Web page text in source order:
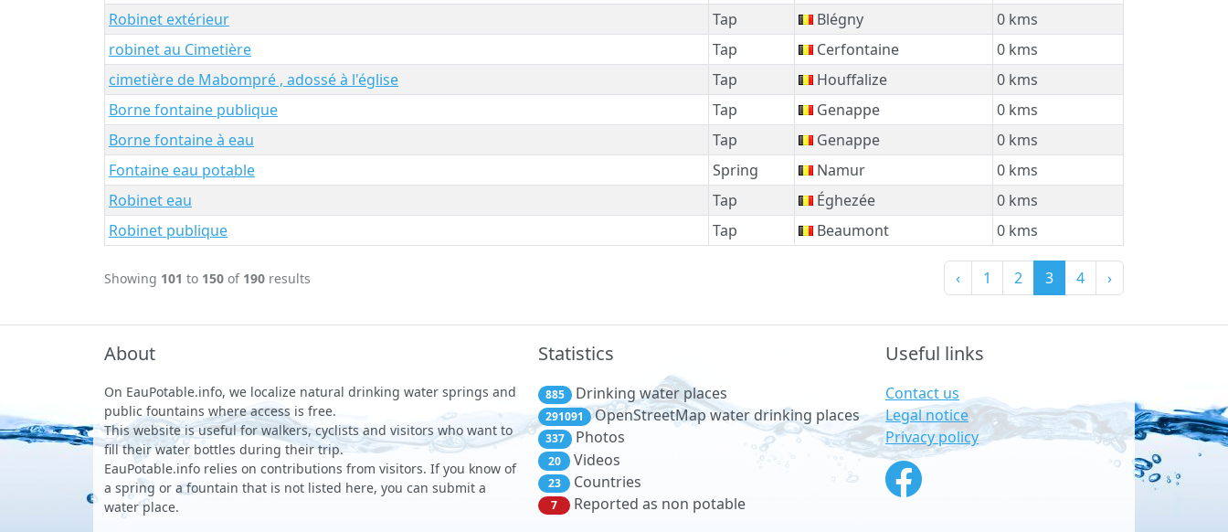
Robinet extérieur
Tap Blégny
0 kms
robinet au Cimetière
Tap Cerfontaine
0 kms
cimetière de Mabompré , adossé à l'église
Tap Houffalize
0 kms
Borne fontaine publique
Tap Genappe
0 kms
Borne fontaine à eau
Tap Genappe
0 kms
Fontaine eau potable
Spring Namur
0 kms
Robinet eau
Tap Éghezée
0 kms
Robinet publique
Tap Beaumont 0 kms
Showing 101 to 150 of 190 results ‹ 1 2 3 4 ›
About
On EauPotable.info, we localize natural drinking water springs and
public fountains where access is free.
This website is useful for walkers, cyclists and visitors who want to
fill their water bottles during their trip.
EauPotable.info relies on contributions from visitors. If you know of
a spring or a fountain that is not listed here, you can submit a
water place.
Statistics
885 Drinking water places
291091 OpenStreetMap water drinking places
337 Photos
20 Videos
23 Countries
7 Reported as non potable
Useful links
Contact us
Legal notice
Privacy policy